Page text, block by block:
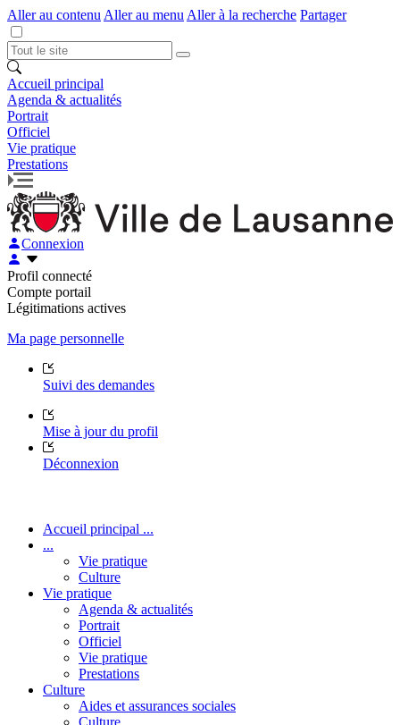
Aller au contenu Aller au menu Aller à la recherche Partager
Accueil principal
Agenda & actualités
Portrait
Officiel
Vie pratique
Prestations
Connexion
Profil connecté
Compte portail
Légitimations actives
Ma page personnelle
Suivi des demandes
Mise à jour du profil
Déconnexion
Accueil principal ...
...
Vie pratique
Culture
Vie pratique
Agenda & actualités
Portrait
Officiel
Vie pratique
Prestations
Culture
Aides et assurances sociales
Culture